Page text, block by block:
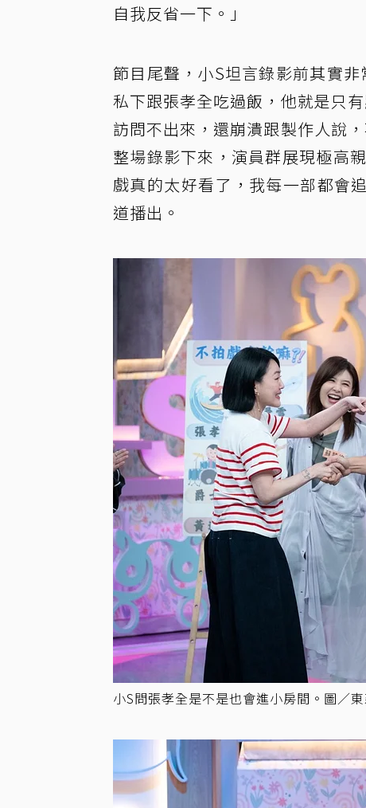
自我反省一下。」
節目尾聲，小S坦言錄影前其實
私下跟張孝全吃過飯，他就是只
訪問不出來，還崩潰跟製作人說
整場錄影下來，演員群展現極高
戲真的太好看了，我每一部都會
道播出。
小S問張孝全是不是也會進小房間。圖／